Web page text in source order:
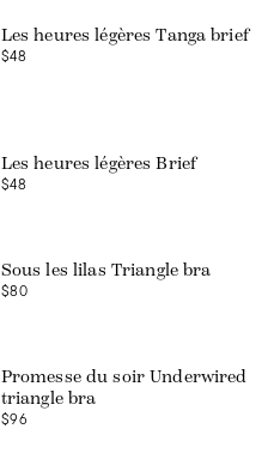
Les heures légères Tanga brief
$48
Les heures légères Brief
$48
Sous les lilas Triangle bra
$80
Promesse du soir Underwired
triangle bra
$96